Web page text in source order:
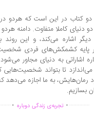
دو کتاب در این است که هردو
دو دنیای کاملا متفاوت. دامنه‌
اشاره می‌کند، و این روند
بر پایه‌ کشمکش‌های فردی
اشاراتی به دنیای مجاور
می‌اندازد تا بتواند
رمان‌هایش، به ما اجازه می‌دهد
بسازیم.
. تجربه‌ی زندگی دوباره ...............